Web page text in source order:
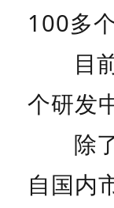
100多
目
个研发
除
自国内